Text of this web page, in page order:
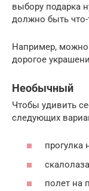
выбору подарка
должно быть
Например,
дорогое
Необычный
Чтобы удивить
следующих
прогулка
полет на